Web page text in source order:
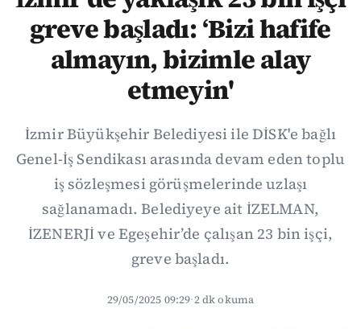
greve başladı: ‘Bizi hafife
almayın, bizimle alay
etmeyin'
İzmir Büyükşehir Belediyesi ile DİSK'e bağlı
Genel-İş Sendikası arasında devam eden toplu
iş sözleşmesi görüşmelerinde uzlaşı
sağlanamadı. Belediyeye ait İZELMAN,
İZENERJİ ve Egeşehir’de çalışan 23 bin işçi,
greve başladı.
29/05/2025 09:29·2 dk okuma